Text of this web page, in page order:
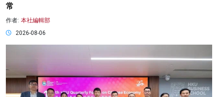
常
作者: 本社編輯部
2026-08-06